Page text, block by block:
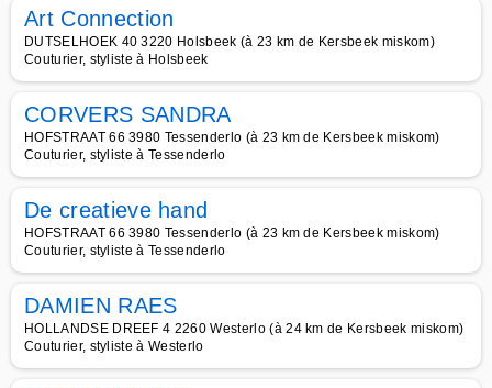
Art Connection
DUTSELHOEK 40 3220 Holsbeek (à 23 km de Kersbeek miskom)
Couturier, styliste à Holsbeek
CORVERS SANDRA
HOFSTRAAT 66 3980 Tessenderlo (à 23 km de Kersbeek miskom)
Couturier, styliste à Tessenderlo
De creatieve hand
HOFSTRAAT 66 3980 Tessenderlo (à 23 km de Kersbeek miskom)
Couturier, styliste à Tessenderlo
DAMIEN RAES
HOLLANDSE DREEF 4 2260 Westerlo (à 24 km de Kersbeek miskom)
Couturier, styliste à Westerlo